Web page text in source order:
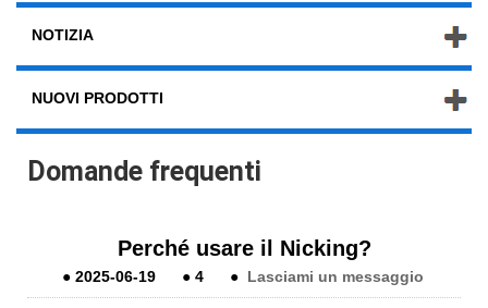
NOTIZIA
NUOVI PRODOTTI
Domande frequenti
Perché usare il Nicking?
●2025-06-19 ●4 ● Lasciami un messaggio